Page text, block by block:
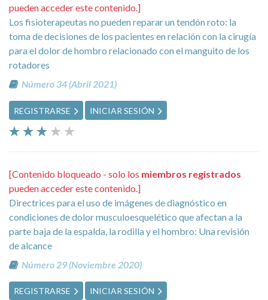
pueden acceder este contenido.]
Los fisioterapeutas no pueden reparar un tendón roto: la
toma de decisiones de los pacientes en relación con la cirugía
para el dolor de hombro relacionado con el manguito de los
rotadores
Número 34 (Abril 2021)
REGISTRARSE INICIAR SESIÓN
[Contenido bloqueado - solo los miembros registrados
pueden acceder este contenido.]
Directrices para el uso de imágenes de diagnóstico en
condiciones de dolor musculoesquelético que afectan a la
parte baja de la espalda, la rodilla y el hombro: Una revisión
de alcance
Número 29 (Noviembre 2020)
REGISTRARSE INICIAR SESIÓN